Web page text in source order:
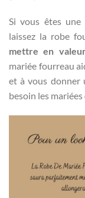
Si vous êtes
laissez la robe
mettre en
mariée fourreau
et à vous donner
besoin les